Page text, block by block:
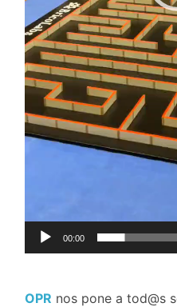
00:00
OPR nos pone a tod@s